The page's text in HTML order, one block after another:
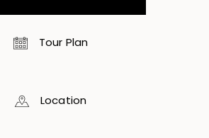
Tour Plan
Location